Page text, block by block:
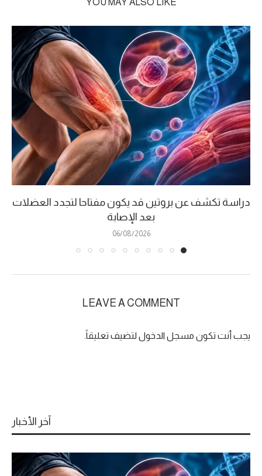
دراسة تكشف عن بروتين قد يكون مفتاحا لتجدد العضلات
بعد الإصابة
06/08/2026
LEAVE A COMMENT
يجب أنت تكون مسجل الدخول لتضيف تعليقاً.
آخر الأخبار